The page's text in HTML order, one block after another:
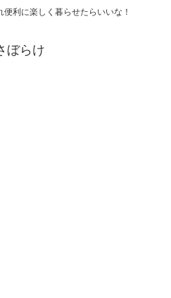
利に楽しく暮らせたらいいな！
ぼらけ